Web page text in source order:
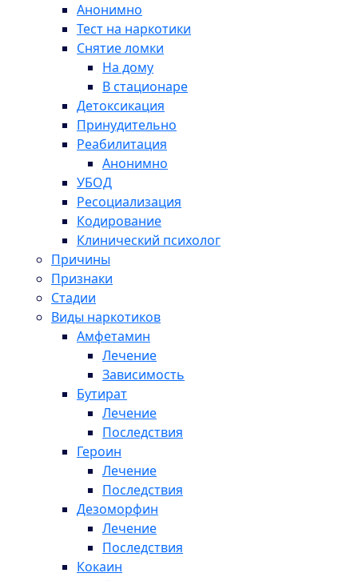
Анонимно
Тест на наркотики
Снятие ломки
На дому
В стационаре
Детоксикация
Принудительно
Реабилитация
Анонимно
УБОД
Ресоциализация
Кодирование
Клинический психолог
Причины
Признаки
Стадии
Виды наркотиков
Амфетамин
Лечение
Зависимость
Бутират
Лечение
Последствия
Героин
Лечение
Последствия
Дезоморфин
Лечение
Последствия
Кокаин